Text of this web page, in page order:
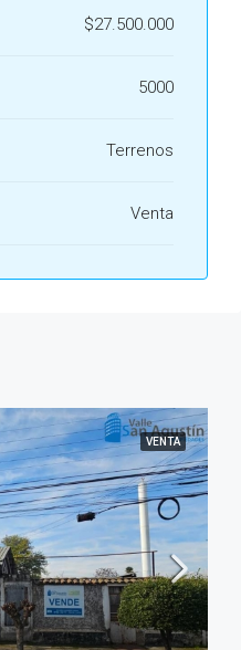
$27.500.000
5000
Terrenos
Venta
VENTA